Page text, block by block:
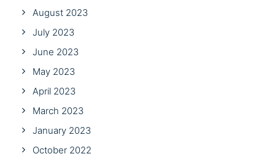
August 2023
July 2023
June 2023
May 2023
April 2023
March 2023
January 2023
October 2022